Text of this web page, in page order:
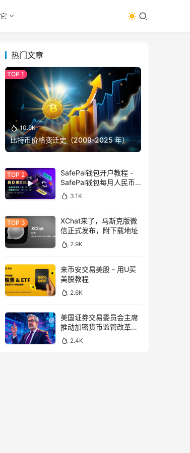
热门文章
10.9K
比特币价格变迁史（2009-2025 年）
SafePal钱包开户教程 -
SafePal钱包每月人民币
消费前666U享受汇损补
贴
3.1K
XChat来了，马斯克版微
信正式发布，附下载地址
2.9K
来币安交易美股 - 用U买
美股教程
2.6K
美国证券交易委员会主席
推动加密货币监管改革，
力求未来验证
2.4K